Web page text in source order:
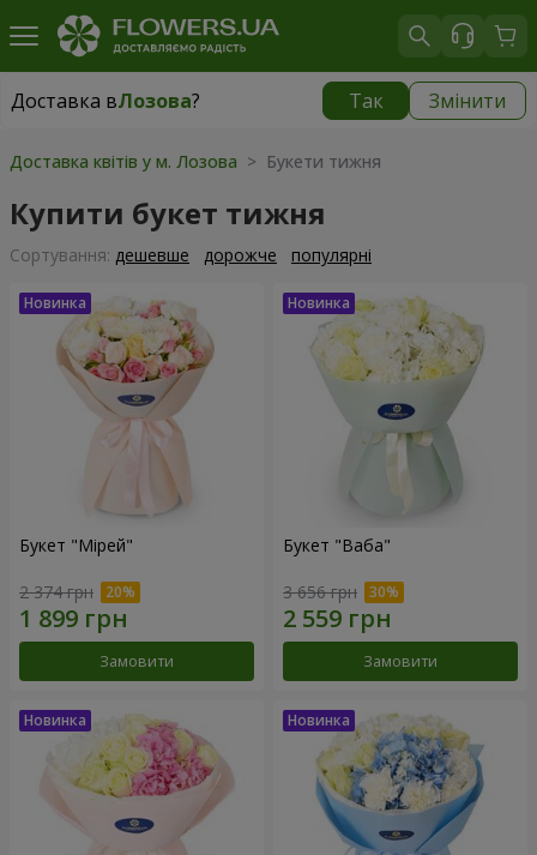
Доставка вЛозова? Так Змінити
Доставка вЛозова|
Доставка квітів у м. Лозова > Букети тижня
Купити букет тижня
Сортування: дешевше дорожче популярні
Букет "Мірей"
2 374 грн
Замовити
Букет "Ваба"
3 656 грн
Замовити